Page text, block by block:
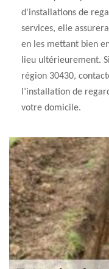
d'installations de
services, elle
en les mettant bien
lieu ultérieurement.
région 30430,
l’installation de
votre domicile.